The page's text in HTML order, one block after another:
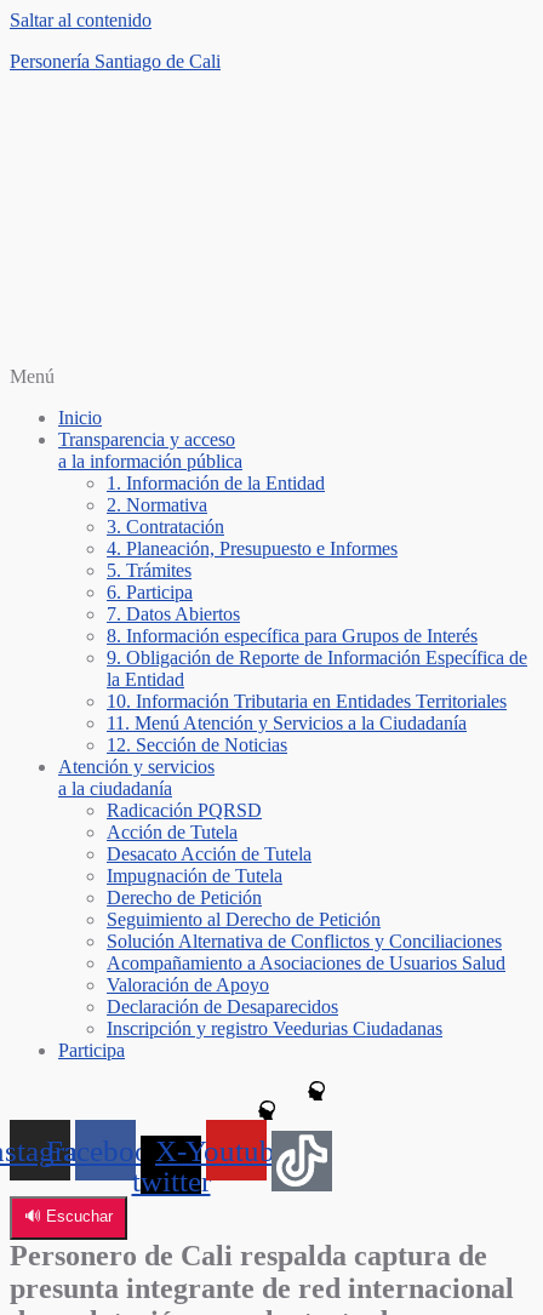
Saltar al contenido
Personería Santiago de Cali
Menú
Inicio
Transparencia y acceso
a la información pública
1. Información de la Entidad
2. Normativa
3. Contratación
4. Planeación, Presupuesto e Informes
5. Trámites
6. Participa
7. Datos Abiertos
8. Información específica para Grupos de Interés
9. Obligación de Reporte de Información Específica de
la Entidad
10. Información Tributaria en Entidades Territoriales
11. Menú Atención y Servicios a la Ciudadanía
12. Sección de Noticias
Atención y servicios
a la ciudadanía
Radicación PQRSD
Acción de Tutela
Desacato Acción de Tutela
Impugnación de Tutela
Derecho de Petición
Seguimiento al Derecho de Petición
Solución Alternativa de Conflictos y Conciliaciones
Acompañamiento a Asociaciones de Usuarios Salud
Valoración de Apoyo
Declaración de Desaparecidos
Inscripción y registro Veedurias Ciudadanas
Participa
FacebookX-
twitter
Youtube
🔊 Escuchar
Personero de Cali respalda captura de
presunta integrante de red internacional